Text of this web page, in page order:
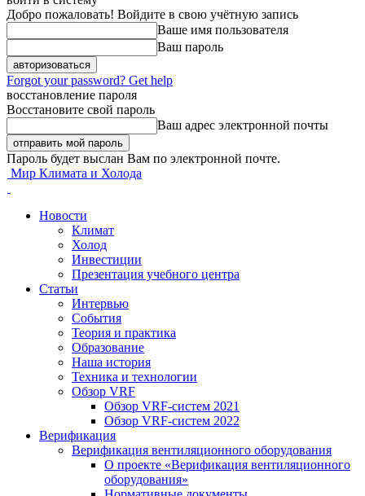
Добро пожаловать! Войдите в свою учётную запись
Ваше имя пользователя
Ваш пароль
Forgot your password? Get help
восстановление пароля
Восстановите свой пароль
Ваш адрес электронной почты
Пароль будет выслан Вам по электронной почте.
Мир Климата и Холода
Новости
Климат
Холод
Инвестиции
Презентация учебного центра
Статьи
Интервью
События
Теория и практика
Образование
Наша история
Техника и технологии
Обзор VRF
Обзор VRF-систем 2021
Обзор VRF-систем 2022
Верификация
Верификация вентиляционного оборудования
О проекте «Верификация вентиляционного
оборудования»